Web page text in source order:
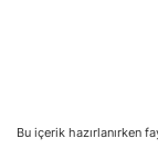
Bu içerik hazırlanırken